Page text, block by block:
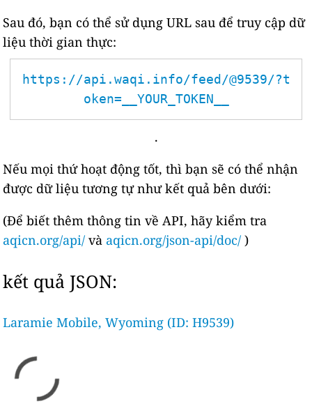
Sau đó, bạn có thể sử dụng URL sau để truy cập dữ
liệu thời gian thực:
https://api.waqi.info/feed/@9539/?t
oken=__YOUR_TOKEN__
.
Nếu mọi thứ hoạt động tốt, thì bạn sẽ có thể nhận
được dữ liệu tương tự như kết quả bên dưới:
(Để biết thêm thông tin về API, hãy kiểm tra
aqicn.org/api/ và aqicn.org/json-api/doc/ )
kết quả JSON:
Laramie Mobile, Wyoming (ID: H9539)